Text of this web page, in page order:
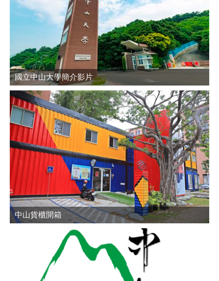
國立中山大學簡介影片
中山貨櫃開箱